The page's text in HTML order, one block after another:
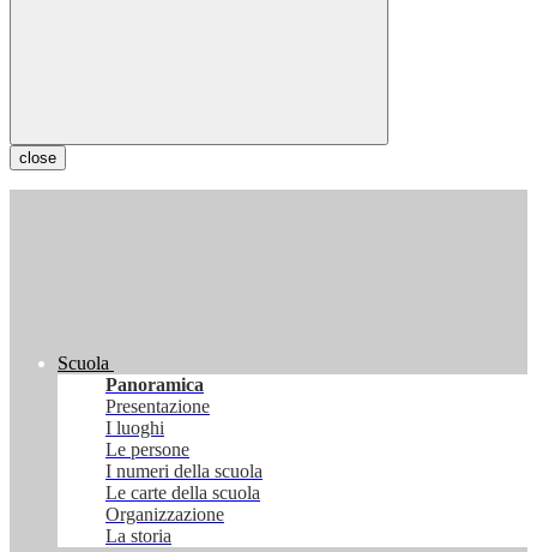
close
Scuola
Panoramica
Presentazione
I luoghi
Le persone
I numeri della scuola
Le carte della scuola
Organizzazione
La storia